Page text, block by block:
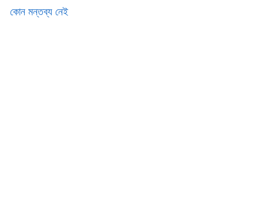
কোন মন্তব্য নেই